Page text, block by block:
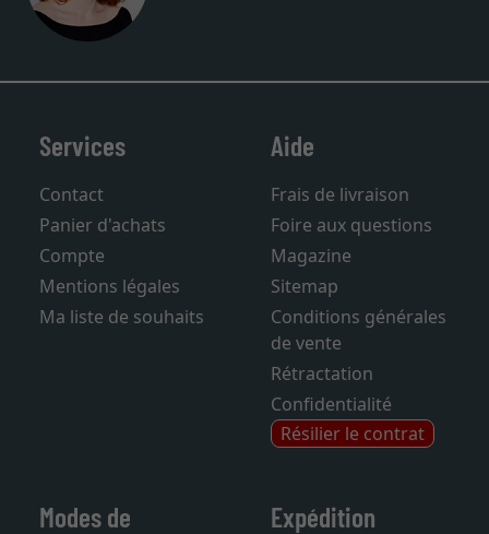
Services
Contact
Panier d'achats
Compte
Mentions légales
Ma liste de souhaits
Aide
Frais de livraison
Foire aux questions
Magazine
Sitemap
Conditions générales
de vente
Rétractation
Confidentialité
Résilier le contrat
Modes de
Expédition